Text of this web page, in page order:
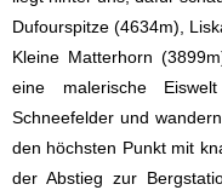
Dufourspitze (4634m),
Kleine Matterhorn
eine malerische
Schneefelder und
den höchsten Punkt mit
der Abstieg zur